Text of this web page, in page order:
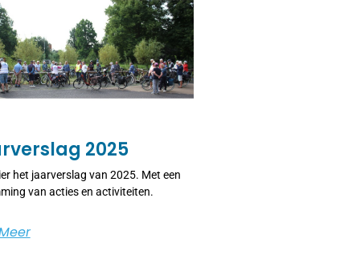
2025
het jaarverslag van 2025. Met een
van acties en activiteiten.